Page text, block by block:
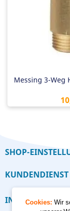
Messing 3-Weg
SHOP-
KUNDENDIENST
INFORMATION
Cookies: Wir